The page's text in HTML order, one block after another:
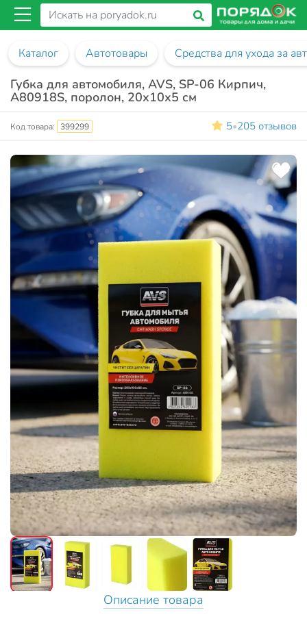
Каталог Автотовары Средства для ухода за
Губка для автомобиля, AVS, SP-06 Кирпич,
A80918S, поролон, 20х10х5 см
Код товара: 399299 5•205 отзывов
Описание товара